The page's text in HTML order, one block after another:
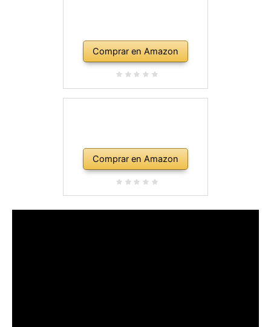
Comprar en Amazon
Comprar en Amazon